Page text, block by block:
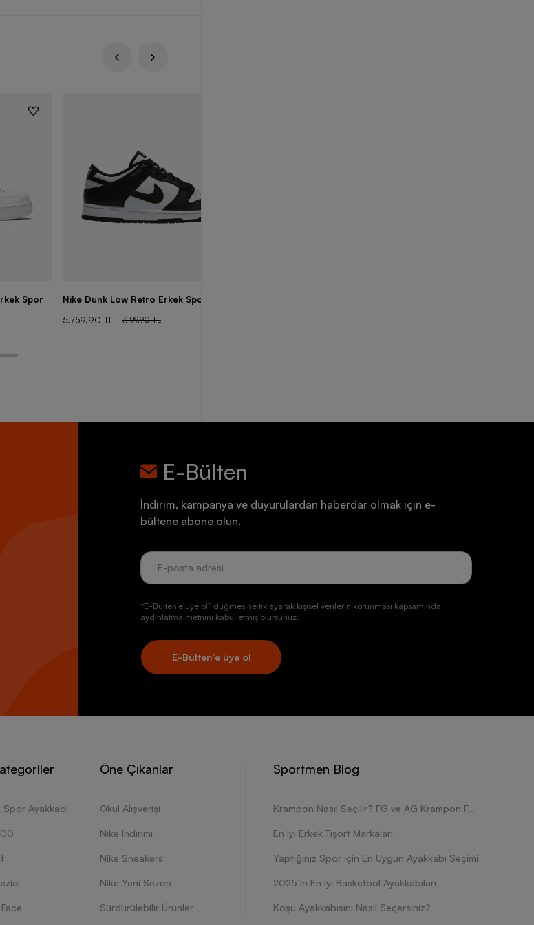
Spor
Nike Dunk Low Retro Erkek Spor Ayakkabı
5.759,90 TL
7.199,90 TL
E-Bülten
İndirim, kampanya ve duyurulardan haberdar olmak için e-
bültene abone olun.
“E-Bülten’e üye ol” düğmesine tıklayarak kişisel verilerin korunması kapsamında
aydınlatma metnini kabul etmiş olursunuz.
E-Bülten’e üye ol
Spor Ayakkabı
Öne Çıkanlar
Okul Alışverişi
Nike İndirimi
Nike Sneakers
Nike Yeni Sezon
Sürdürülebilir Ürünler
Sportmen Blog
Krampon Nasıl Seçilir? FG ve AG Krampon Farkları Nelerdir?
En İyi Erkek Tişört Markaları
Yaptığınız Spor için En Uygun Ayakkabı Seçimi
2025’in En İyi Basketbol Ayakkabıları
Koşu Ayakkabısını Nasıl Seçersiniz?